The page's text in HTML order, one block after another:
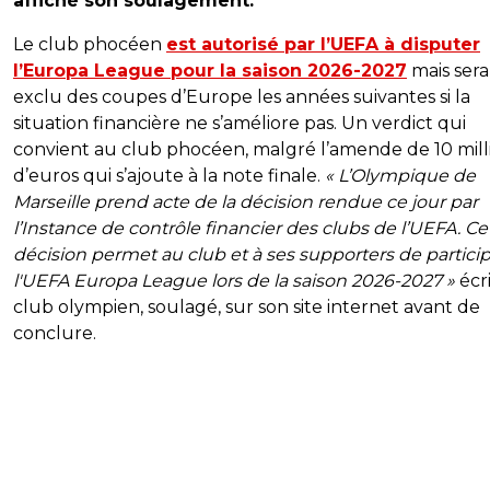
Le club phocéen est autorisé par l’UEFA à disputer
l’Europa League pour la saison 2026-2027 mais sera
exclu des coupes d’Europe les années suivantes si la
situation financière ne s’améliore pas. Un verdict qui
convient au club phocéen, malgré l’amende de 10
d’euros qui s’ajoute à la note finale. « L’Olympique de
Marseille prend acte de la décision rendue ce jour par
l’Instance de contrôle financier des clubs de l’UEFA.
décision permet au club et à ses supporters de
l'UEFA Europa League lors de la saison 2026-2027 »
club olympien, soulagé, sur son site internet avant de
conclure.